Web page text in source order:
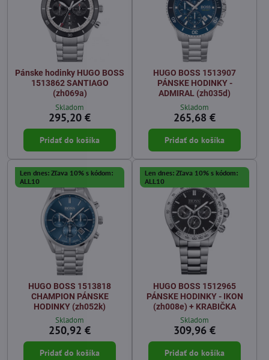
Pánske hodinky HUGO BOSS
1513862 SANTIAGO
(zh069a)
Skladom
295,20 €
Pridať do košíka
HUGO BOSS 1513907
PÁNSKE HODINKY -
ADMIRAL (zh035d)
Skladom
265,68 €
Pridať do košíka
Len dnes: Zľava 10% s kódom:
ALL10
HUGO BOSS 1513818
CHAMPION PÁNSKE
HODINKY (zh052k)
Skladom
250,92 €
Pridať do košíka
Len dnes: Zľava 10% s kódom:
ALL10
HUGO BOSS 1512965
PÁNSKE HODINKY - IKON
(zh008e) + KRABIČKA
Skladom
309,96 €
Pridať do košíka